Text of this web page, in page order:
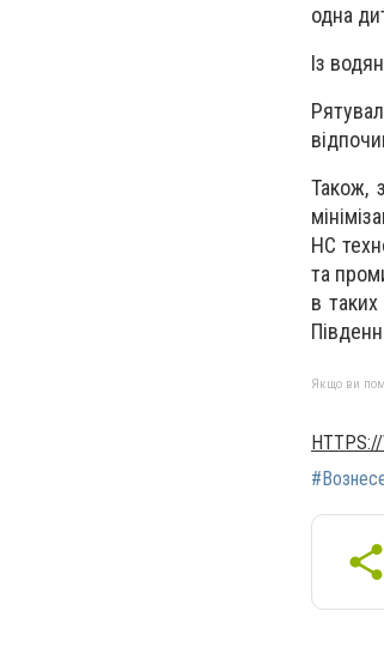
одна
Із
Також,
НС
та
в
Якщо ви